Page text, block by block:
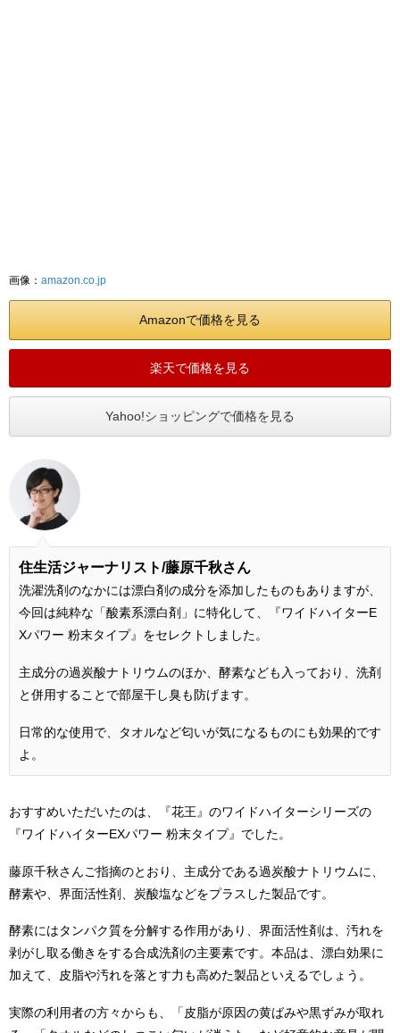
画像： amazon.co.jp
Amazonで価格を見る
楽天で価格を見る
Yahoo!ショッピングで価格を見る
住生活ジャーナリスト/藤原千秋さん
洗濯洗剤のなかには漂白剤の成分を添加したものもありますが、
今回は純粋な「酸素系漂白剤」に特化して、『ワイドハイターE
Xパワー 粉末タイプ』をセレクトしました。
主成分の過炭酸ナトリウムのほか、酵素なども入っており、洗剤
と併用することで部屋干し臭も防げます。
日常的な使用で、タオルなど匂いが気になるものにも効果的です
よ。
おすすめいただいたのは、『花王』のワイドハイターシリーズの
『ワイドハイターEXパワー 粉末タイプ』でした。
藤原千秋さんご指摘のとおり、主成分である過炭酸ナトリウムに、
酵素や、界面活性剤、炭酸塩などをプラスした製品です。
酵素にはタンパク質を分解する作用があり、界面活性剤は、汚れを
剥がし取る働きをする合成洗剤の主要素です。本品は、漂白効果に
加えて、皮脂や汚れを落とす力も高めた製品といえるでしょう。
実際の利用者の方々からも、「皮脂が原因の黄ばみや黒ずみが取れ